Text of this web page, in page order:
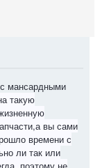
с мансардными
такую
вы сами
времени с
ли так или